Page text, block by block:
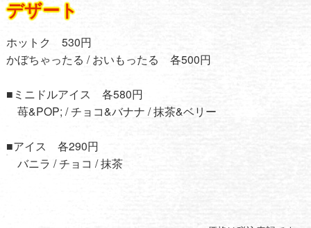
デザート
ホットク 530円
かぼちゃったる / おいもったる 各500円
■ミニドルアイス 各580円
苺&POP; / チョコ&バナナ / 抹茶&ベリー
■アイス 各290円
バニラ / チョコ / 抹茶